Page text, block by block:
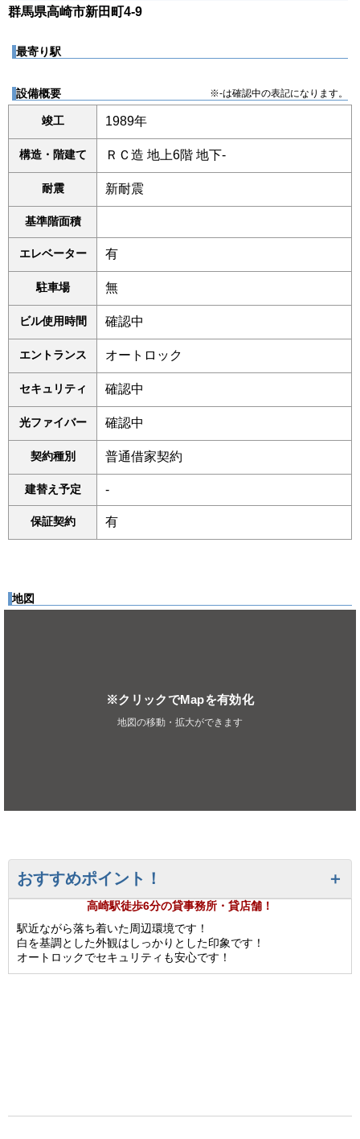
群馬県高崎市新田町4-9
最寄り駅
設備概要 ※-は確認中の表記になります。
竣工 1989年
構造・階建て ＲＣ造 地上6階 地下-
耐震 新耐震
基準階面積
エレベーター 有
駐車場 無
ビル使用時間 確認中
エントランス オートロック
セキュリティ 確認中
光ファイバー 確認中
契約種別 普通借家契約
建替え予定 -
保証契約 有
地図
※クリックでMapを有効化
地図の移動・拡大ができます
おすすめポイント！
高崎駅徒歩6分の貸事務所・貸店舗！
駅近ながら落ち着いた周辺環境です！
白を基調とした外観はしっかりとした印象です！
オートロックでセキュリティも安心です！